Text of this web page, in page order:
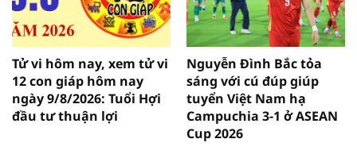
Tử vi hôm nay, xem tử vi
12 con giáp hôm nay
ngày 9/8/2026: Tuổi Hợi
đầu tư thuận lợi
Nguyễn Đình Bắc tỏa
sáng với cú đúp giúp
tuyển Việt Nam hạ
Campuchia 3-1 ở ASEAN
Cup 2026